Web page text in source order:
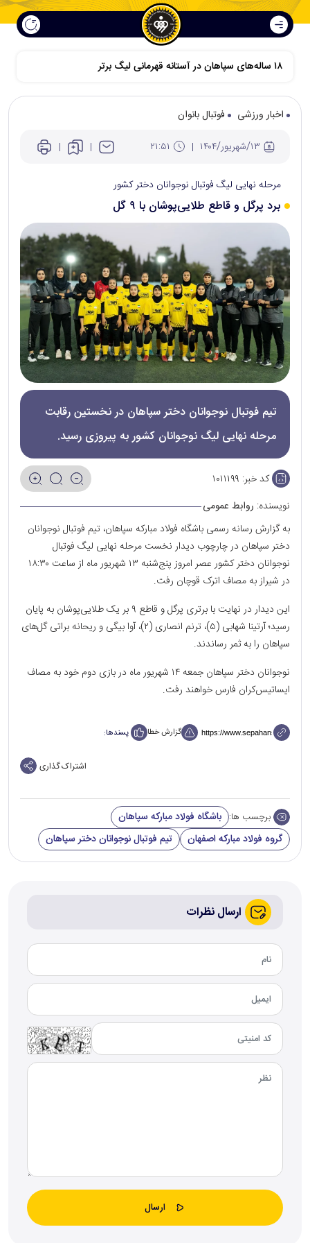
۱۸ ساله‌های سپاهان در آستانه قهرمانی لیگ برتر
اخبار ورزشی
فوتبال بانوان
مرحله نهایی لیگ فوتبال نوجوانان دختر کشور
برد پرگل و قاطع طلایی‌پوشان با ۹ گل
تیم فوتبال نوجوانان دختر سپاهان در نخستین رقابت
مرحله نهایی لیگ نوجوانان کشور به پیروزی رسید.
کد خبر: ۱۰۱۱۱۹۹
نویسنده: روابط عمومی
به گزارش رسانه رسمی باشگاه فولاد مبارکه سپاهان، تیم فوتبال نوجوانان
دختر سپاهان در چارچوب دیدار نخست مرحله نهایی لیگ فوتبال
نوجوانان دختر ‌کشور عصر امروز پنج‌شنبه ۱۳ شهریور ماه از ساعت ۱۸:۳۰
در شیراز به مصاف اترک قوچان رفت.
این دیدار در نهایت با برتری پرگل و قاطع ۹ بر یک طلایی‌پوشان به پایان
رسید؛ آرتینا شهابی (۵)، ترنم انصاری (۲)، آوا بیگی و ریحانه براتی گل‌های
سپاهان را به ثمر رساندند.
نوجوانان دختر سپاهان جمعه ۱۴ شهریور ماه در بازی دوم خود به مصاف
ایساتیس‌کران فارس خواهند رفت.
گزارش خطا پسندها:
اشتراک گذاری
برچسب ها: باشگاه فولاد مبارکه سپاهان
گروه فولاد مبارکه اصفهان
تیم فوتبال نوجوانان دختر سپاهان
ارسال نظرات